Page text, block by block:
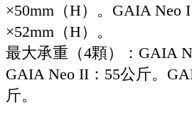
×50mm（H）。GAIA Neo I
×52mm（H）。
最大承重（4顆）：GAIA
GAIA Neo II：55公斤。
斤。